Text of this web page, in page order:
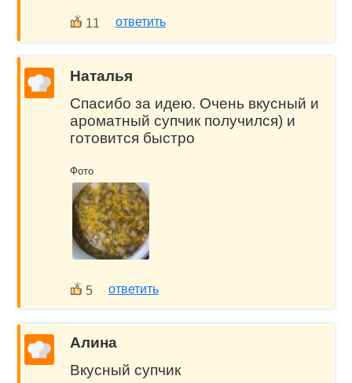
11 ответить
Наталья
Спасибо за идею. Очень вкусный и
ароматный супчик получился) и
готовится быстро
Фото
5 ответить
Алина
Вкусный супчик